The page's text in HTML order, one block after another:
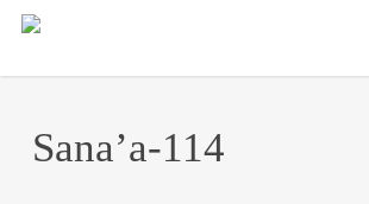
Skip
main
Sana’a-114